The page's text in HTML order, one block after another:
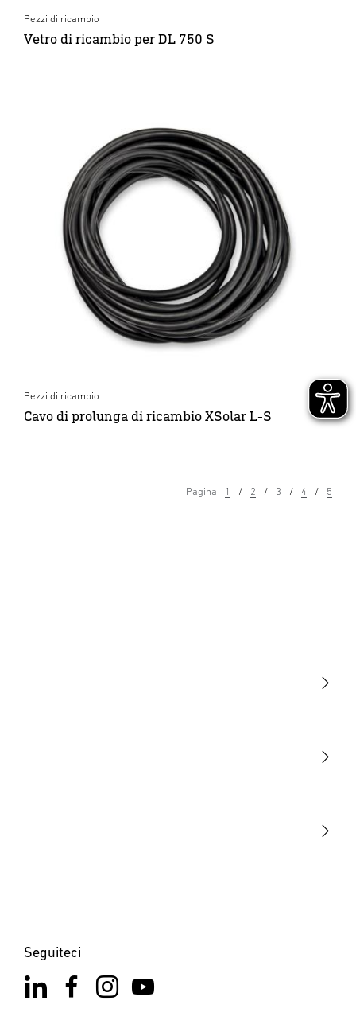
Pezzi di ricambio
Vetro di ricambio per DL 750 S
Pezzi di ricambio
Cavo di prolunga di ricambio XSolar L-S
Pagina 1 2 3 4 5
Seguiteci